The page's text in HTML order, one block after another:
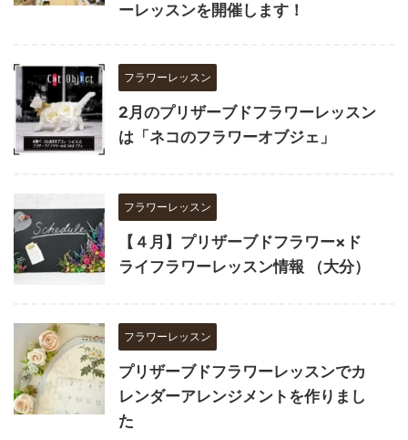
ーレッスンを開催します！
フラワーレッスン
2月のプリザーブドフラワーレッスン
は「ネコのフラワーオブジェ」
フラワーレッスン
【４月】プリザーブドフラワー×ド
ライフラワーレッスン情報 （大分）
フラワーレッスン
プリザーブドフラワーレッスンでカ
レンダーアレンジメントを作りまし
た